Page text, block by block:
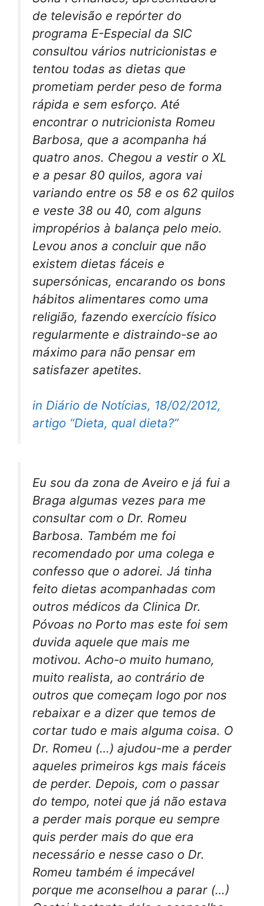
de televisão e repórter do
programa E-Especial da SIC
consultou vários nutricionistas e
tentou todas as dietas que
prometiam perder peso de forma
rápida e sem esforço. Até
encontrar o nutricionista Romeu
Barbosa, que a acompanha há
quatro anos. Chegou a vestir o XL
e a pesar 80 quilos, agora vai
variando entre os 58 e os 62 quilos
e veste 38 ou 40, com alguns
impropérios à balança pelo meio.
Levou anos a concluir que não
existem dietas fáceis e
supersónicas, encarando os bons
hábitos alimentares como uma
religião, fazendo exercício físico
regularmente e distraindo-se ao
máximo para não pensar em
satisfazer apetites.
in Diário de Notícias, 18/02/2012,
artigo “Dieta, qual dieta?”
Eu sou da zona de Aveiro e já fui a
Braga algumas vezes para me
consultar com o Dr. Romeu
Barbosa. Também me foi
recomendado por uma colega e
confesso que o adorei. Já tinha
feito dietas acompanhadas com
outros médicos da Clinica Dr.
Póvoas no Porto mas este foi sem
duvida aquele que mais me
motivou. Acho-o muito humano,
muito realista, ao contrário de
outros que começam logo por nos
rebaixar e a dizer que temos de
cortar tudo e mais alguma coisa. O
Dr. Romeu (…) ajudou-me a perder
aqueles primeiros kgs mais fáceis
de perder. Depois, com o passar
do tempo, notei que já não estava
a perder mais porque eu sempre
quis perder mais do que era
necessário e nesse caso o Dr.
Romeu também é impecável
porque me aconselhou a parar (…)